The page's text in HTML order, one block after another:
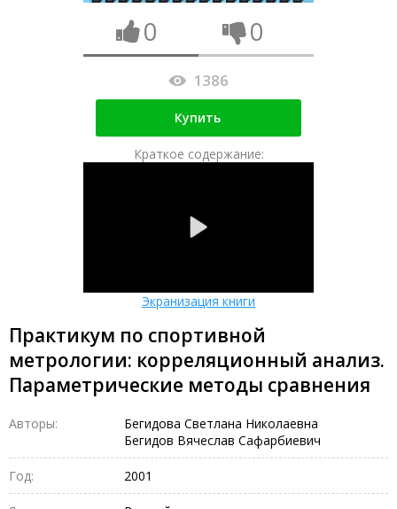
0 0
1386
Купить
Краткое содержание:
Экранизация книги
Практикум по спортивной
метрологии: корреляционный анализ.
Параметрические методы сравнения
Авторы:
Бегидова Светлана Николаевна
Бегидов Вячеслав Сафарбиевич
Год: 2001